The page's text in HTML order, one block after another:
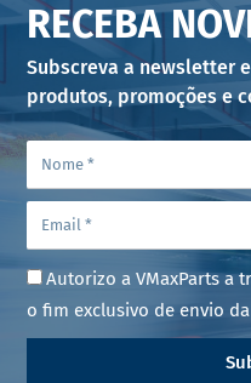
RECEBA
Subscreva a newsletter
produtos, promoções e
Autorizo a VMaxParts a
o fim exclusivo de envio